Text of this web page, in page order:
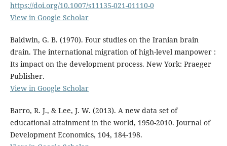
https://doi.org/10.1007/s11135-021-01110-0
View in Google Scholar
Baldwin, G. B. (1970). Four studies on the Iranian brain
drain. The international migration of high-level manpower :
Its impact on the development process. New York: Praeger
Publisher.
View in Google Scholar
Barro, R. J., & Lee, J. W. (2013). A new data set of
educational attainment in the world, 1950-2010. Journal of
Development Economics, 104, 184-198.